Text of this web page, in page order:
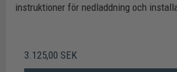
instruktioner för nedladdning och
3.125,00 SEK